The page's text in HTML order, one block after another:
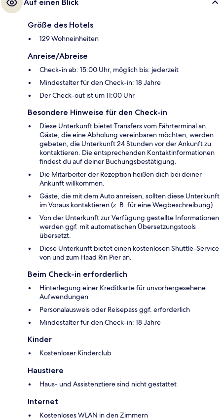
Auf einen Blick
Größe des Hotels
129 Wohneinheiten
Anreise/Abreise
Check-in ab: 15:00 Uhr, möglich bis: jederzeit
Mindestalter für den Check-in: 18 Jahre
Der Check-out ist um 11:00 Uhr
Besondere Hinweise für den Check-in
Diese Unterkunft bietet Transfers vom Fährterminal an.
Gäste, die eine Abholung vereinbaren möchten, werden
gebeten, die Unterkunft 24 Stunden vor der Ankunft zu
kontaktieren. Die entsprechenden Kontaktinformationen
findest du auf deiner Buchungsbestätigung.
Die Mitarbeiter der Rezeption heißen dich bei deiner
Ankunft willkommen.
Gäste, die mit dem Auto anreisen, sollten diese Unterkunft
im Voraus kontaktieren (z. B. für eine Wegbeschreibung)
Von der Unterkunft zur Verfügung gestellte Informationen
werden ggf. mit automatischen Übersetzungstools
übersetzt.
Diese Unterkunft bietet einen kostenlosen Shuttle-Service
von und zum Haad Rin Pier an.
Beim Check-in erforderlich
Hinterlegung einer Kreditkarte für unvorhergesehene
Aufwendungen
Personalausweis oder Reisepass ggf. erforderlich
Mindestalter für den Check-in: 18 Jahre
Kinder
Kostenloser Kinderclub
Haustiere
Haus- und Assistenztiere sind nicht gestattet
Internet
Kostenloses WLAN in den Zimmern